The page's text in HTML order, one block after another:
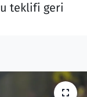
teklifi geri